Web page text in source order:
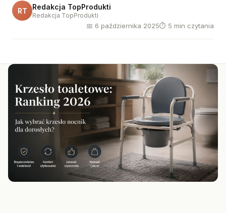
RT Redakcja TopProdukti
Redakcja TopProdukti
📅 6 października 2025⏱ 5 min czytania